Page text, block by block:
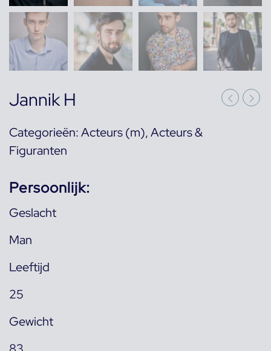
Jannik H
Categorieën:Acteurs (m),Acteurs &
Figuranten
Persoonlijk:
Geslacht
Man
Leeftijd
25
Gewicht